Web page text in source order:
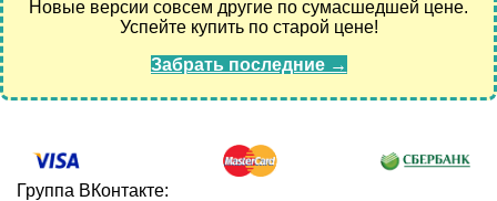
Новые версии совсем другие по сумасшедшей цене.
Успейте купить по старой цене!
Забрать последние →
Группа ВКонтакте: